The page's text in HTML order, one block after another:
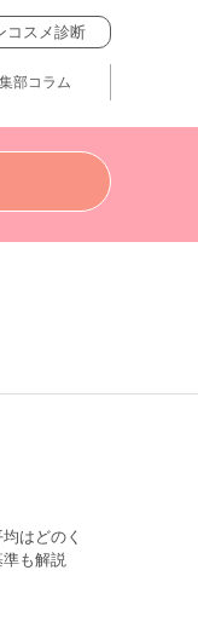
コスメ診断
部コラム
はどのく
準も解説